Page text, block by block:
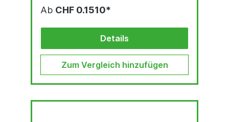
Ab CHF 0.1510*
Details
Zum Vergleich hinzufügen